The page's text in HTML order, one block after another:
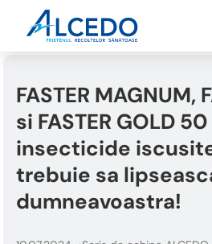
Welcome
Accessibility
reader.
start
the
FASTER MAGNUM,
si FASTER GOLD 50
insecticide
trebuie sa
dumneavoastra!